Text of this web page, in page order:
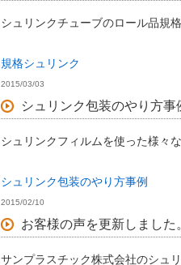
シュリンクチューブのロール品規
規格シュリンク
2015/03/03
シュリンク包装のやり方
シュリンクフィルムを使った様々
シュリンク包装のやり方事例
2015/02/10
お客様の声を更新しました
サンプラスチック株式会社のシュ